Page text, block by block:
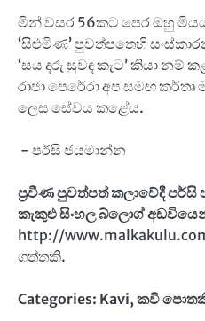
මින් වසර 56කට පෙර ඔහු
‘සිළුමිණ’ පුවත්පතෙහි
‘සය දරු සුවඳ කැට’ කියා නම්
රාජා පෙරේරා අප සමඟ
ලෙස සේවය කළේය.
- පර්සි ජයමාන්න
ප්‍රවීණ පුවත්පත් කලාවේදී
කැකුළු සිංහල බ්ලොග්
http://
ගත්තකි.
Categories: Kavi, කවි